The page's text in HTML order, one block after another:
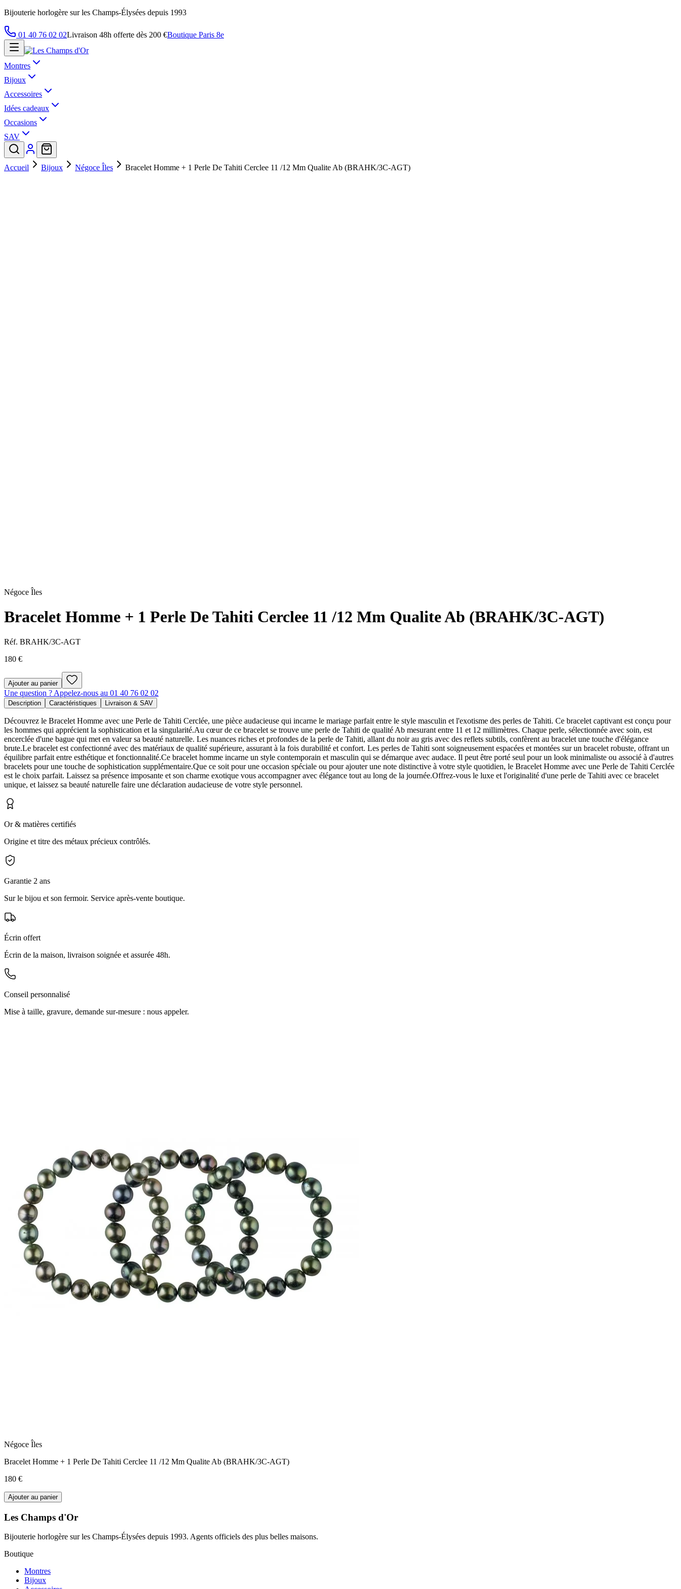
Bijouterie horlogère sur les Champs-Élysées depuis 1993
01 40 76 02 02Livraison 48h offerte dès 200 €Boutique Paris 8e
Montres
Bijoux
Accessoires
Idées cadeaux
Occasions
SAV
Accueil Bijoux Négoce Îles Bracelet Homme + 1 Perle De Tahiti Cerclee 11 /12 Mm Qualite Ab (BRAHK/3C-AGT)
Négoce Îles
Bracelet Homme + 1 Perle De Tahiti Cerclee 11 /12 Mm Qualite Ab (BRAHK/3C-AGT)
Réf. BRAHK/3C-AGT
180 €
Ajouter au panier
Une question ? Appelez-nous au 01 40 76 02 02
Description Caractéristiques Livraison & SAV
Découvrez le Bracelet Homme avec une Perle de Tahiti Cerclée, une pièce audacieuse qui incarne le mariage parfait entre le style masculin et l'exotisme des perles de Tahiti. Ce bracelet captivant est conçu pour
les hommes qui apprécient la sophistication et la singularité.Au cœur de ce bracelet se trouve une perle de Tahiti de qualité Ab mesurant entre 11 et 12 millimètres. Chaque perle, sélectionnée avec soin, est
encerclée d'une bague qui met en valeur sa beauté naturelle. Les nuances riches et profondes de la perle de Tahiti, allant du noir au gris avec des reflets subtils, confèrent au bracelet une touche d'élégance
brute.Le bracelet est confectionné avec des matériaux de qualité supérieure, assurant à la fois durabilité et confort. Les perles de Tahiti sont soigneusement espacées et montées sur un bracelet robuste, offrant un
équilibre parfait entre esthétique et fonctionnalité.Ce bracelet homme incarne un style contemporain et masculin qui se démarque avec audace. Il peut être porté seul pour un look minimaliste ou associé à d'autres
bracelets pour une touche de sophistication supplémentaire.Que ce soit pour une occasion spéciale ou pour ajouter une note distinctive à votre style quotidien, le Bracelet Homme avec une Perle de Tahiti Cerclée
est le choix parfait. Laissez sa présence imposante et son charme exotique vous accompagner avec élégance tout au long de la journée.Offrez-vous le luxe et l'originalité d'une perle de Tahiti avec ce bracelet
unique, et laissez sa beauté naturelle faire une déclaration audacieuse de votre style personnel.
Or & matières certifiés
Origine et titre des métaux précieux contrôlés.
Garantie 2 ans
Sur le bijou et son fermoir. Service après-vente boutique.
Écrin offert
Écrin de la maison, livraison soignée et assurée 48h.
Conseil personnalisé
Mise à taille, gravure, demande sur-mesure : nous appeler.
Négoce Îles
Bracelet Homme + 1 Perle De Tahiti Cerclee 11 /12 Mm Qualite Ab (BRAHK/3C-AGT)
180 €
Ajouter au panier
Les Champs d'Or
Bijouterie horlogère sur les Champs-Élysées depuis 1993. Agents officiels des plus belles maisons.
Boutique
Montres
Bijoux